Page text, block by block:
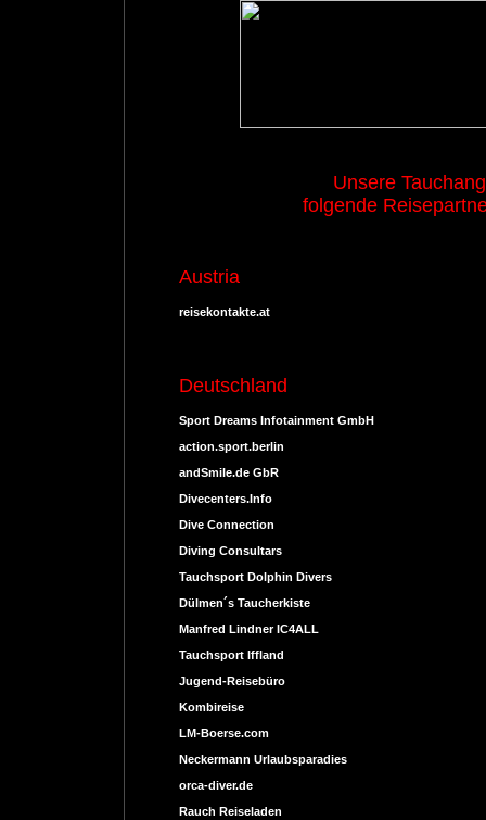
Unsere
folgende
Austria
reisekontakte.at
Deutschland
Sport Dreams Infotainment GmbH
action.sport.berlin
andSmile.de GbR
Divecenters.Info
Dive Connection
Diving Consultars
Tauchsport Dolphin Divers
Dülmen´s Taucherkiste
Manfred Lindner IC4ALL
Tauchsport Iffland
Jugend-Reisebüro
Kombireise
LM-Boerse.com
Neckermann Urlaubsparadies
orca-diver.de
Rauch Reiseladen